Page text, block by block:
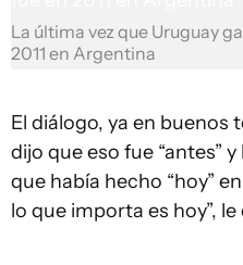
La última vez que Uruguay
2011 en Argentina
El diálogo, ya en buenos
dijo que eso fue “antes”
que había hecho “hoy”
lo que importa es hoy”, le